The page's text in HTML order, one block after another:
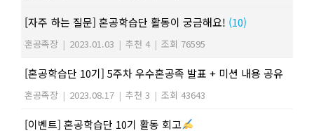
[자주 하는 질문] 혼공학습단 활동이 궁금해요! (10)
혼공족장 | 2023.01.03 | 추천 4 | 조회 76595
[혼공학습단 10기] 5주차 우수혼공족 발표 + 미션 내용 공유
혼공족장 | 2023.08.17 | 추천 3 | 조회 43643
[이벤트] 혼공학습단 10기 활동 회고